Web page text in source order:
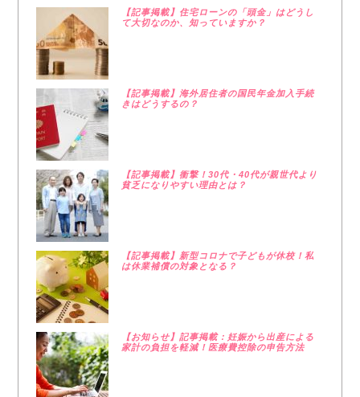
【記事掲載】住宅ローンの「頭金」はどうし
て大切なのか、知っていますか？
【記事掲載】海外居住者の国民年金加入手続
きはどうするの？
【記事掲載】衝撃！30代・40代が親世代より
貧乏になりやすい理由とは？
【記事掲載】新型コロナで子どもが休校！私
は休業補償の対象となる？
【お知らせ】記事掲載：妊娠から出産による
家計の負担を軽減！医療費控除の申告方法